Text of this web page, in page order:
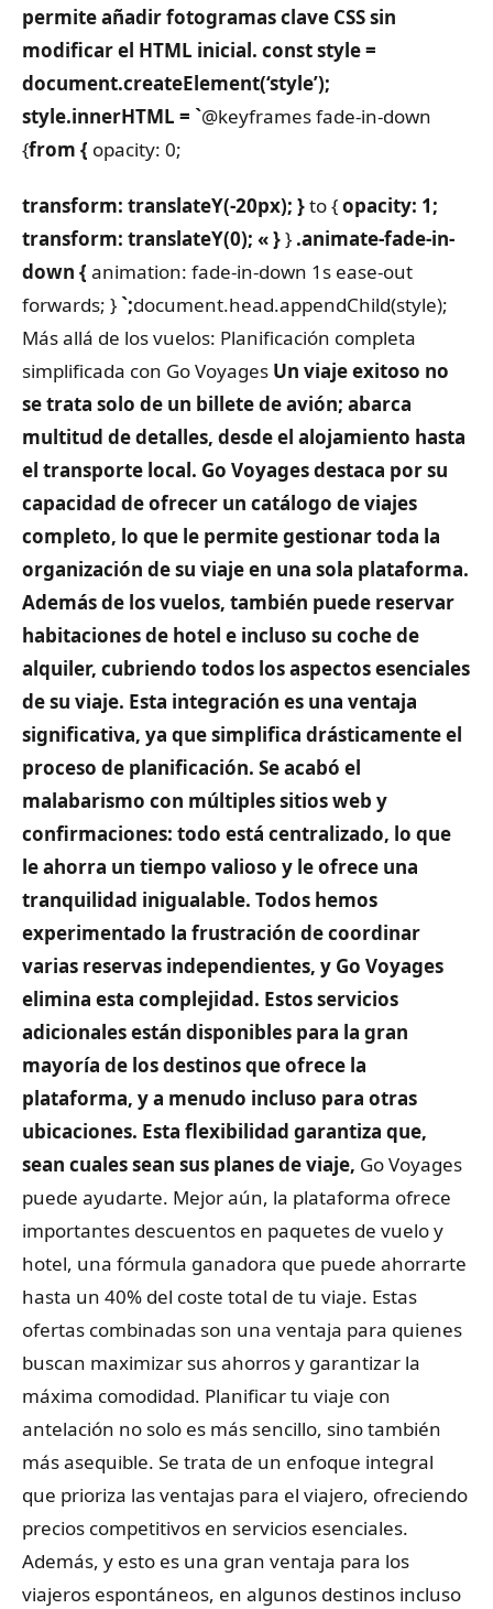
permite añadir fotogramas clave CSS sin
modificar el HTML inicial. const style =
document.createElement(‘style’);
style.innerHTML = `@keyframes fade-in-down
{from { opacity: 0;
transform: translateY(-20px); }to {opacity: 1;
transform: translateY(0); « }} .animate-fade-in-
down { animation: fade-in-down 1s ease-out
forwards; }`;document.head.appendChild(style);
Más allá de los vuelos: Planificación completa
simplificada con Go Voyages Un viaje exitoso no
se trata solo de un billete de avión; abarca
multitud de detalles, desde el alojamiento hasta
el transporte local. Go Voyages destaca por su
capacidad de ofrecer un catálogo de viajes
completo, lo que le permite gestionar toda la
organización de su viaje en una sola plataforma.
Además de los vuelos, también puede reservar
habitaciones de hotel e incluso su coche de
alquiler, cubriendo todos los aspectos esenciales
de su viaje. Esta integración es una ventaja
significativa, ya que simplifica drásticamente el
proceso de planificación. Se acabó el
malabarismo con múltiples sitios web y
confirmaciones: todo está centralizado, lo que
le ahorra un tiempo valioso y le ofrece una
tranquilidad inigualable. Todos hemos
experimentado la frustración de coordinar
varias reservas independientes, y Go Voyages
elimina esta complejidad. Estos servicios
adicionales están disponibles para la gran
mayoría de los destinos que ofrece la
plataforma, y ​​a menudo incluso para otras
ubicaciones. Esta flexibilidad garantiza que,
sean cuales sean sus planes de viaje, Go Voyages
puede ayudarte. Mejor aún, la plataforma ofrece
importantes descuentos en paquetes de vuelo y
hotel, una fórmula ganadora que puede ahorrarte
hasta un 40% del coste total de tu viaje. Estas
ofertas combinadas son una ventaja para quienes
buscan maximizar sus ahorros y garantizar la
máxima comodidad. Planificar tu viaje con
antelación no solo es más sencillo, sino también
más asequible. Se trata de un enfoque integral
que prioriza las ventajas para el viajero, ofreciendo
precios competitivos en servicios esenciales.
Además, y esto es una gran ventaja para los
viajeros espontáneos, en algunos destinos incluso